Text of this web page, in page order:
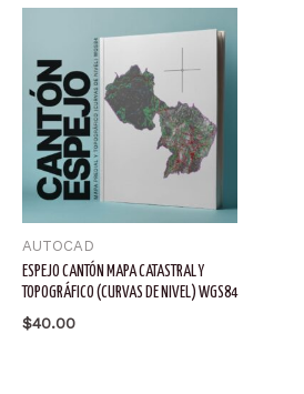
AUTOCAD
ESPEJO CANTÓN MAPA CATASTRAL Y
TOPOGRÁFICO (CURVAS DE NIVEL) WGS84
$40.00